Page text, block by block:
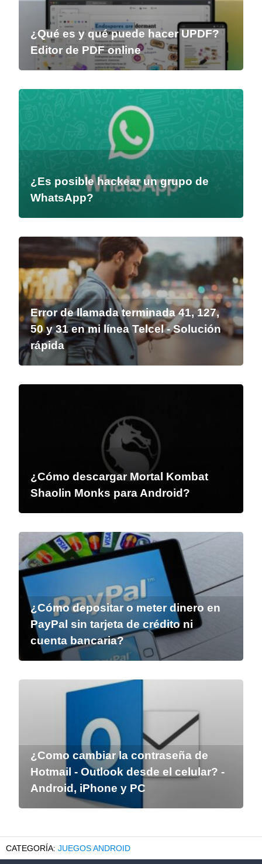
¿Qué es y qué puede hacer UPDF?
Editor de PDF online
¿Es posible hackear un grupo de
WhatsApp?
Error de llamada terminada 41, 127,
50 y 31 en mi línea Telcel - Solución
rápida
¿Cómo descargar Mortal Kombat
Shaolin Monks para Android?
¿Cómo depositar o meter dinero en
PayPal sin tarjeta de crédito ni
cuenta bancaria?
¿Como cambiar la contraseña de
Hotmail - Outlook desde el celular? -
Android, iPhone y PC
JUEGOS ANDROID